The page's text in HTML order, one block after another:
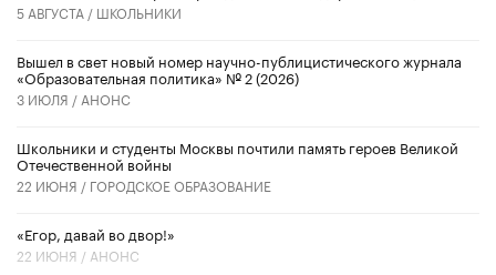
5 АВГУСТА / ШКОЛЬНИКИ
Вышел в свет новый номер научно-публицистического журнала
«Образовательная политика» № 2 (2026)
3 ИЮЛЯ / АНОНС
Школьники и студенты Москвы почтили память героев Великой
Отечественной войны
22 ИЮНЯ / ГОРОДСКОЕ ОБРАЗОВАНИЕ
«Егор, давай во двор!»
22 ИЮНЯ / АНОНС